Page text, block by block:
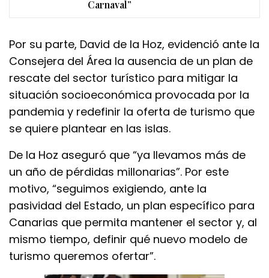
Carnaval”
Por su parte, David de la Hoz, evidenció ante la
Consejera del Área la ausencia de un plan de
rescate del sector turístico para mitigar la
situación socioeconómica provocada por la
pandemia y redefinir la oferta de turismo que
se quiere plantear en las islas.
De la Hoz aseguró que “ya llevamos más de
un año de pérdidas millonarias”. Por este
motivo, “seguimos exigiendo, ante la
pasividad del Estado, un plan específico para
Canarias que permita mantener el sector y, al
mismo tiempo, definir qué nuevo modelo de
turismo queremos ofertar”.